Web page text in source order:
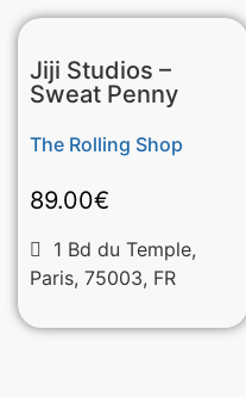
Jiji Studios –
Sweat Penny
The Rolling Shop
89.00€
1 Bd du Temple,
Paris, 75003, FR